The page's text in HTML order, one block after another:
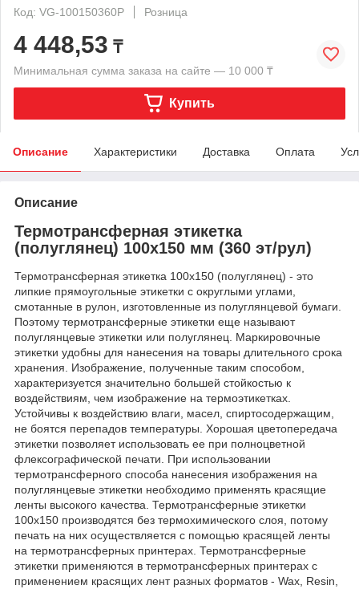
Код: VG-100150360P
Розница
4 448,53 ₸
Минимальная сумма заказа на сайте — 10 000 ₸
Купить
Описание Характеристики Доставка Оплата
Описание
Термотрансферная этикетка
(полуглянец) 100x150 мм (360 эт/рул)
Термотрансферная этикетка 100x150 (полуглянец) - это
липкие прямоугольные этикетки с округлыми углами,
смотанные в рулон, изготовленные из полуглянцевой бумаги.
Поэтому термотрансферные этикетки еще называют
полуглянцевые этикетки или полуглянец. Маркировочные
этикетки удобны для нанесения на товары длительного срока
хранения. Изображение, полученные таким способом,
характеризуется значительно большей стойкостью к
воздействиям, чем изображение на термоэтикетках.
Устойчивы к воздействию влаги, масел, спиртосодержащим,
не боятся перепадов температуры. Хорошая цветопередача
этикетки позволяет использовать ее при полноцветной
флексографической печати. При использовании
термотрансферного способа нанесения изображения на
полуглянцевые этикетки необходимо применять красящие
ленты высокого качества. Термотрансферные этикетки
100x150 производятся без термохимического слоя, потому
печать на них осуществляется с помощью красящей ленты
на термотрансферных принтерах. Термотрансферные
этикетки применяются в термотрансферных принтерах с
применением красящих лент разных форматов - Wax, Resin,